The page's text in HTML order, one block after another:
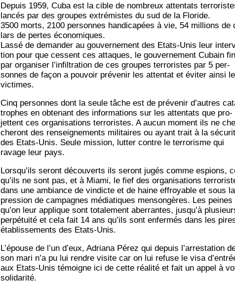
Depuis 1959, Cuba est la cible de nom­breux atten­tats
lan­cés par des groupes extré­mistes du sud de la Floride.
3500 morts, 2100 per­sonnes han­di­ca­pées à vie, 54 mil­lions de
lars de pertes économiques.
Las­sé de deman­der au gou­ver­ne­ment des Etats-Unis leur
tion pour que cessent ces attaques, le gou­ver­ne­ment Cubain
par orga­ni­ser l’in­fil­tra­tion de ces groupes ter­ro­ristes par 5 per­
sonnes de façon a pou­voir pré­ve­nir les atten­tat et évi­ter ain­si
victimes.
Cinq per­sonnes dont la seule tâche est de pré­ve­nir d’autres
trophes en obte­nant des infor­ma­tions sur les atten­tats que pro­
jettent ces orga­ni­sa­tions ter­ro­ristes. A aucun moment ils ne
che­ront des ren­sei­gne­ments mili­taires ou ayant trait à la
des Etats-Unis. Seule mis­sion, lut­ter contre le ter­ro­risme qui
ravage leur pays.
Lors­qu’ils seront décou­verts ils seront jugés comme espions,
qu’ils ne sont pas, et à Mia­mi, le fief des orga­ni­sa­tions
dans une ambiance de vin­dicte et de haine effroyable et sous la
pres­sion de cam­pagnes média­tiques men­son­gères. Les peines
qu’on leur applique sont tota­le­ment aber­rantes, jus­qu’à
per­pé­tui­té et cela fait 14 ans qu’ils sont enfer­més dans les
éta­blis­se­ments des Etats-Unis.
L’é­pouse de l’un d’eux, Adria­na Pérez qui depuis l’ar­res­ta­tion
son mari n’a pu lui rendre visite car on lui refuse le visa
aux Etats-Unis témoigne ici de cette réa­li­té et fait un appel à
solidarité.